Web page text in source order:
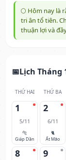
🌕 Hôm nay là
tri ân tổ tiên.
thuận lợi và
Lịch Tháng
THỨ HAI THỨ BA
1
5/11
🐅
Giáp Dần
2
6/11
🐈
Ất Mão
8 9